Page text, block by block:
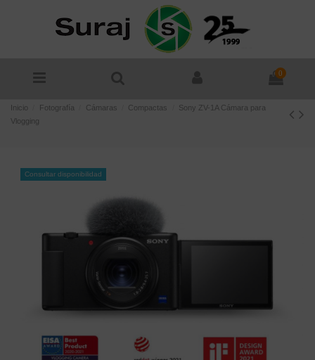
0
Inicio Fotografía Cámaras Compactas
Sony ZV-1A Cámara para
Vlogging
Consultar disponibilidad